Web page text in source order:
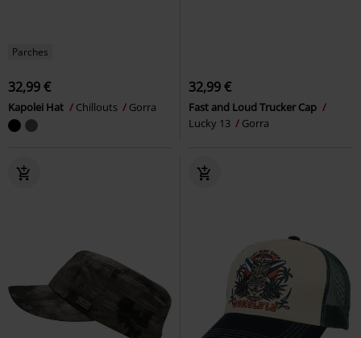
Parches
32,99 €
Kapolei Hat Chillouts Gorra
32,99 €
Fast and Loud Trucker Cap
Lucky 13
Gorra